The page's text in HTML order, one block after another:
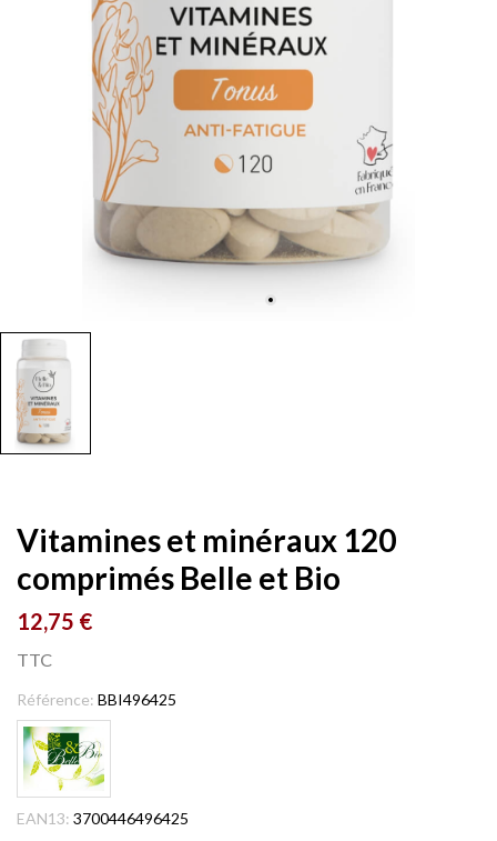
Vitamines et minéraux 120
comprimés Belle et Bio
12,75 €
TTC
Référence: BBI496425
EAN13: 3700446496425